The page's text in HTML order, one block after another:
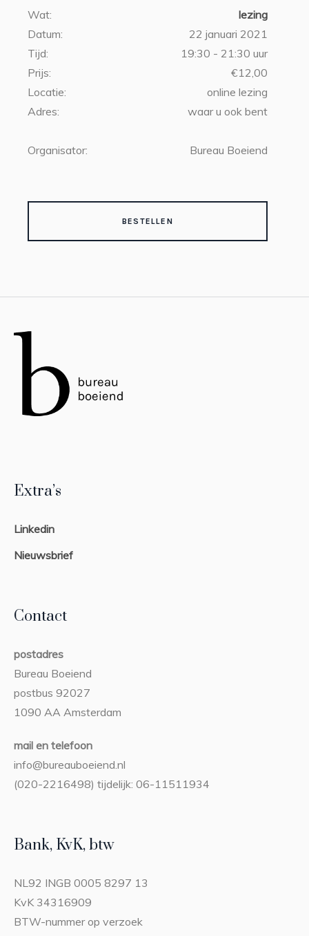
Wat:
lezing
Datum:
22 januari 2021
Tijd:
19:30 - 21:30 uur
Prijs:
€12,00
Locatie:
online lezing
Adres:
waar u ook bent
Organisator: Bureau Boeiend
BESTELLEN
Extra’s
Linkedin
Nieuwsbrief
Contact
postadres
Bureau Boeiend
postbus 92027
1090 AA Amsterdam
mail en telefoon
info@bureauboeiend.nl
(020-2216498) tijdelijk: 06-11511934
Bank, KvK, btw
NL92 INGB 0005 8297 13
KvK 34316909
BTW-nummer op verzoek